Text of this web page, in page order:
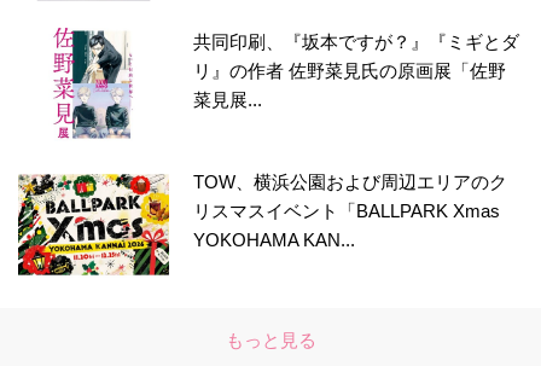
共同印刷、『坂本ですが？』『ミギとダ
リ』の作者 佐野菜見氏の原画展「佐野
菜見展...
TOW、横浜公園および周辺エリアのク
リスマスイベント「BALLPARK Xmas
YOKOHAMA KAN...
もっと見る